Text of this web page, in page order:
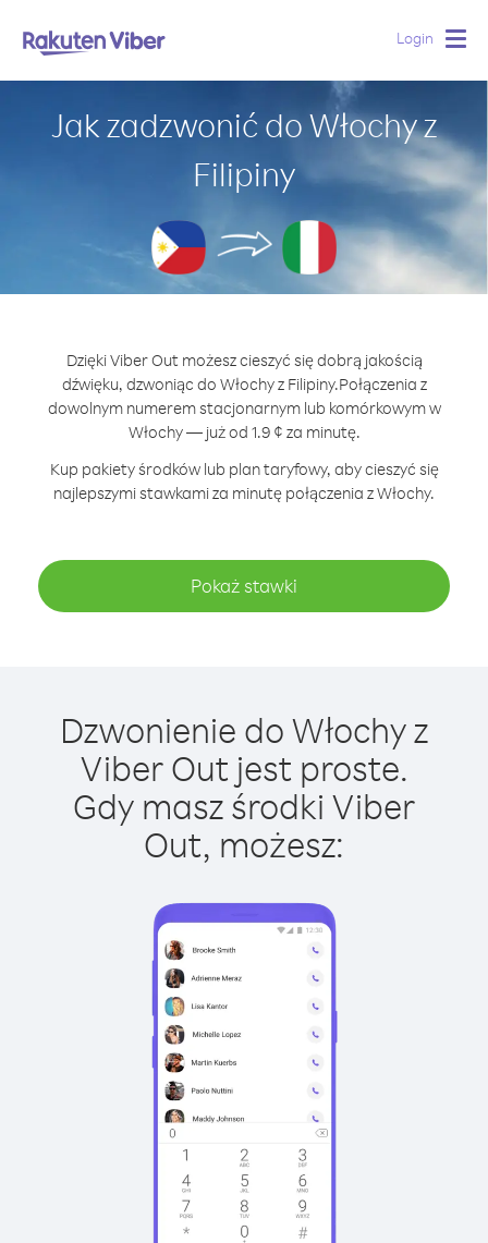
Login
Jak zadzwonić do Włochy z
Filipiny
Dzięki Viber Out możesz cieszyć się dobrą jakością
dźwięku, dzwoniąc do Włochy z Filipiny.Połączenia z
dowolnym numerem stacjonarnym lub komórkowym w
Włochy — już od 1.9 ¢ za minutę.
Kup pakiety środków lub plan taryfowy, aby cieszyć się
najlepszymi stawkami za minutę połączenia z Włochy.
Pokaż stawki
Dzwonienie do Włochy z
Viber Out jest proste.
Gdy masz środki Viber
Out, możesz: